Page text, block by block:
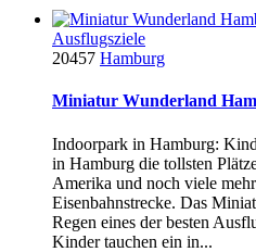
Ausflugsziele
20457 Hamburg
Miniatur Wunderland
Indoorpark in Hamburg:
in Hamburg die tollsten
Amerika und noch viele
Eisenbahnstrecke. Das
Regen eines der besten
Kinder tauchen ein in...